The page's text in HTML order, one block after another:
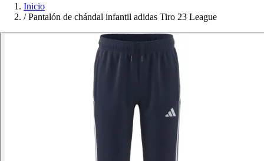
Inicio
/ Pantalón de chándal infantil adidas Tiro 23 League